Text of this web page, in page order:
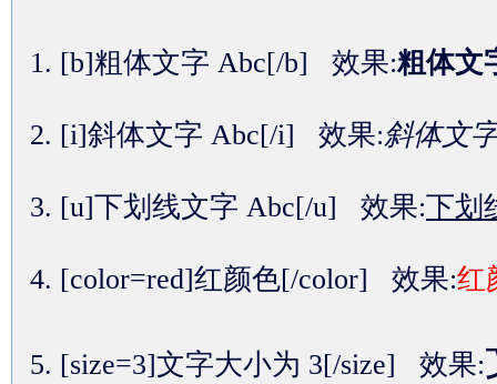
[b]粗体文字 Abc[/b] 效果:粗体文
[i]斜体文字 Abc[/i] 效果:斜体文
[u]下划线文字 Abc[/u] 效果:下划
[color=red]红颜色[/color] 效果:红
[size=3]文字大小为 3[/size] 效果: